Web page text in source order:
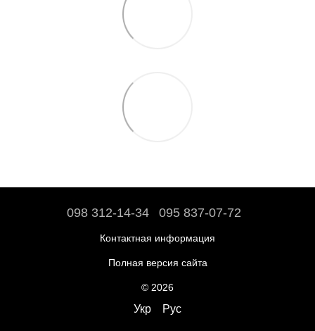
098 312-14-34 095 837-07-72
Контактная информация
Полная версия сайта
© 2026
Укр Рус